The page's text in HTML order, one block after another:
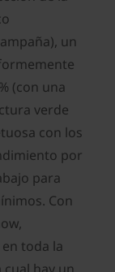
un
(con una
verde
con los
por
para
Con
toda la